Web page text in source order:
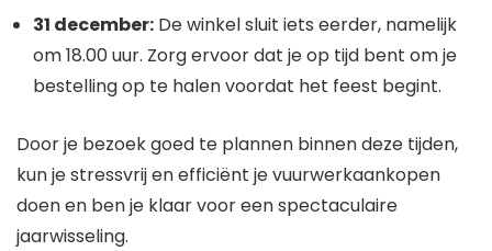
31 december: De winkel sluit iets eerder, namelijk
om 18.00 uur. Zorg ervoor dat je op tijd bent om je
bestelling op te halen voordat het feest begint.
Door je bezoek goed te plannen binnen deze tijden,
kun je stressvrij en efficiënt je vuurwerkaankopen
doen en ben je klaar voor een spectaculaire
jaarwisseling.